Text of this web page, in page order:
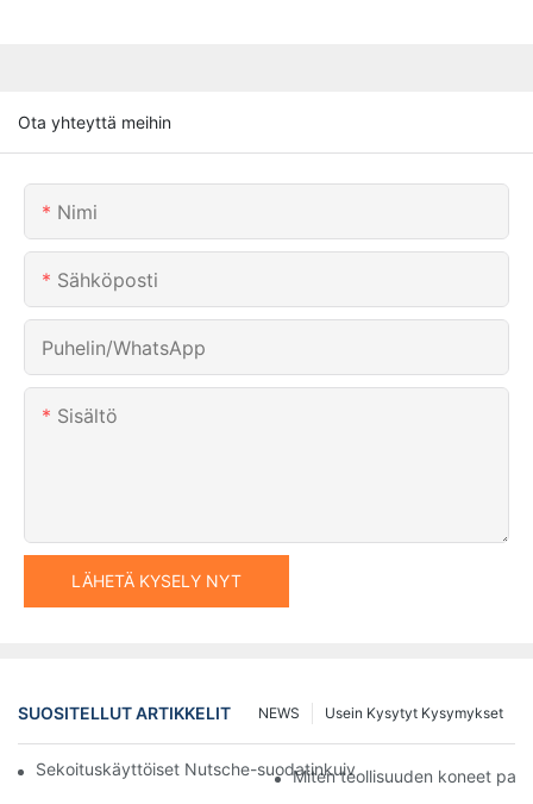
Ota yhteyttä meihin
Nimi
Sähköposti
Puhelin/WhatsApp
Sisältö
LÄHETÄ KYSELY NYT
SUOSITELLUT ARTIKKELIT Usein Kysytyt Kysymykset
NEWS
Sekoituskäyttöiset Nutsche-suodatinkuivaimet vs. muut
Miten teollisuuden koneet